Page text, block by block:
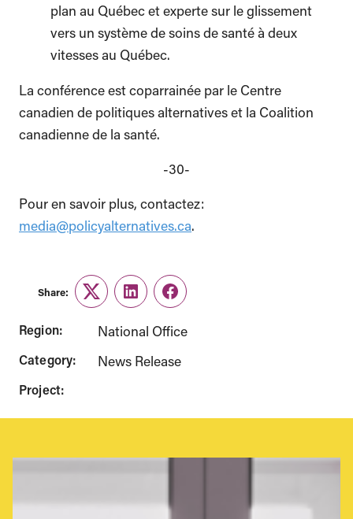
plan au Québec et experte sur le glissement
vers un système de soins de santé à deux
vitesses au Québec.
La conférence est coparrainée par le Centre
canadien de politiques alternatives et la Coalition
canadienne de la santé.
-30-
Pour en savoir plus, contactez:
media@policyalternatives.ca.
Share:
TwitterLinkedInFacebook
Region: National Office
Category: News Release
Project: